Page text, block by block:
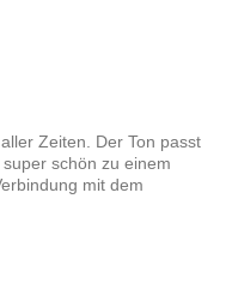
Zeiten. Der Ton passt
schön zu einem
mit dem